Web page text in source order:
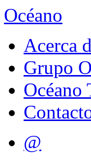
Océano
Acerca
Grupo
Océano
@